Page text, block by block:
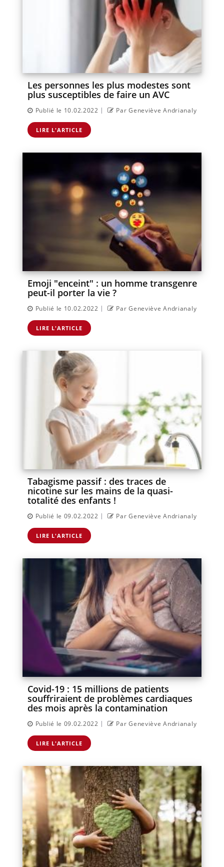
Les personnes les plus modestes sont
plus susceptibles de faire un AVC
Publié le 10.02.2022 | Par Geneviève Andrianaly
LIRE L'ARTICLE
Emoji "enceint" : un homme transgenre
peut-il porter la vie ?
Publié le 10.02.2022 | Par Geneviève Andrianaly
LIRE L'ARTICLE
Tabagisme passif : des traces de
nicotine sur les mains de la quasi-
totalité des enfants !
Publié le 09.02.2022 | Par Geneviève Andrianaly
LIRE L'ARTICLE
Covid-19 : 15 millions de patients
souffriraient de problèmes cardiaques
des mois après la contamination
Publié le 09.02.2022 | Par Geneviève Andrianaly
LIRE L'ARTICLE